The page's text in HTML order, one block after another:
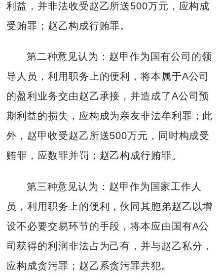
利益，并非法收受赵乙所送500万元，应构成
受贿罪；赵乙构成行贿罪。
第二种意见认为：赵甲作为国有公司的领
导人员，利用职务上的便利，将本属于A公司
的盈利业务交由赵乙承接，并造成了A公司预
期利益的损失，应构成为亲友非法牟利罪；此
外，赵甲收受赵乙所送500万元，同时构成受
贿罪，应数罪并罚；赵乙构成行贿罪。
第三种意见认为：赵甲作为国家工作人
员，利用职务上的便利，伙同其胞弟赵乙以增
设不必要交易环节的手段，将本应由国有A公
司获得的利润非法占为己有，并与赵乙私分，
应构成贪污罪；赵乙系贪污罪共犯。